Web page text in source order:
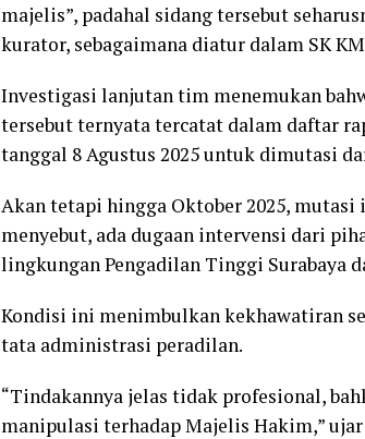
majelis”, padahal sidang tersebut
kurator, sebagaimana diatur dalam SK
Investigasi lanjutan tim menemukan
tersebut ternyata tercatat dalam daftar
tanggal 8 Agustus 2025 untuk dimutasi
Akan tetapi hingga Oktober 2025,
menyebut, ada dugaan intervensi dari
lingkungan Pengadilan Tinggi Surabaya
Kondisi ini menimbulkan kekhawatiran
tata administrasi peradilan.
“Tindakannya jelas tidak profesional,
manipulasi terhadap Majelis Hakim,”